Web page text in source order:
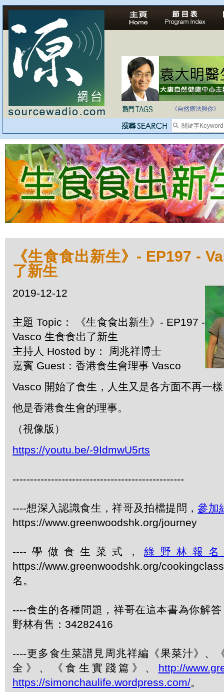
法治社會並不等同
《自然療法與你》
《生食食出新生》- EP197 -
了新生
2019-12-12
主題 Topic： 《生食食出新生》- EP197 -
Vasco 生食食出了新生
主持人 Hosted by： 周兆祥博士
嘉賓 Guest：香港食生會理事 Vasco
Vasco 開始了食生，人生又是各方面不再一
他是香港食生會的理事。
（視像版）
https://youtu.be/-9IdmwU5rts
-------------------------------------------------
----想深入認識食生，祥哥及拍檔提問，參加
https://www.greenwoodshk.org/journey
----學做食生菜式，綠野林報
https://www.greenwoodshk.org/
名。
----食生的各種問題，祥哥在這本書為你解
野林有售：34282416
----更多食生菜譜見周兆祥編《果菜汁》、
全》、《食生實踐篇》、 http://
https://simonchaulife.wordpress.com/。